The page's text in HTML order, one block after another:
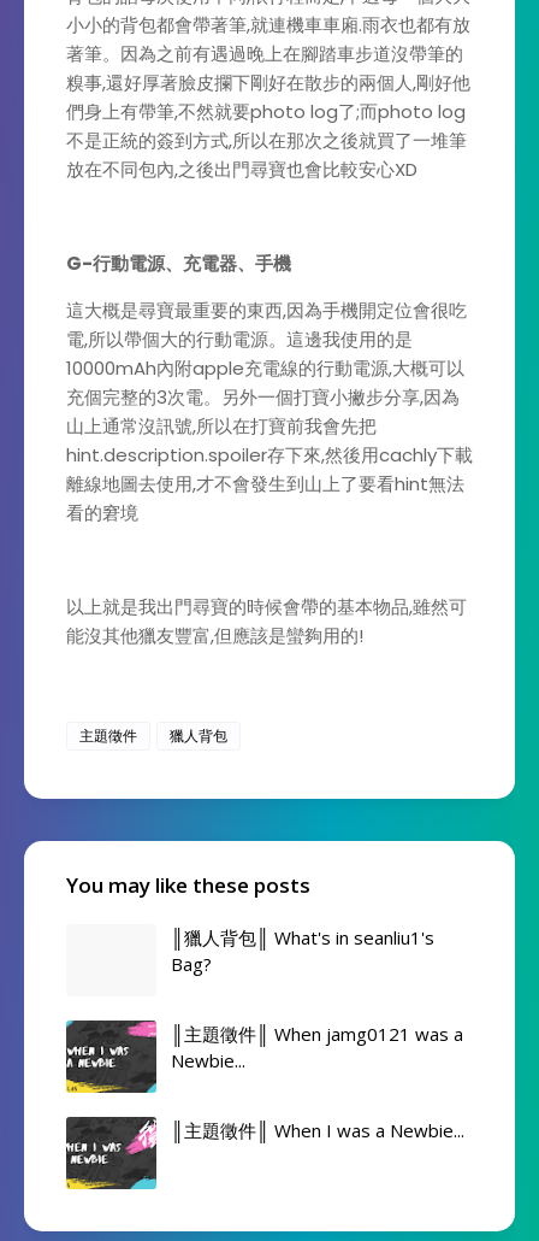
小小的背包都會帶著筆,就連機車車廂.雨衣也都有放
著筆。因為之前有遇過晚上在腳踏車步道沒帶筆的
糗事,還好厚著臉皮攔下剛好在散步的兩個人,剛好他
們身上有帶筆,不然就要photo log了;而photo log
不是正統的簽到方式,所以在那次之後就買了一堆筆
放在不同包內,之後出門尋寶也會比較安心XD
G-行動電源、充電器、手機
這大概是尋寶最重要的東西,因為手機開定位會很吃
電,所以帶個大的行動電源。這邊我使用的是
10000mAh內附apple充電線的行動電源,大概可以
充個完整的3次電。另外一個打寶小撇步分享,因為
山上通常沒訊號,所以在打寶前我會先把
hint.description.spoiler存下來,然後用cachly下載
離線地圖去使用,才不會發生到山上了要看hint無法
看的窘境
以上就是我出門尋寶的時候會帶的基本物品,雖然可
能沒其他獵友豐富,但應該是蠻夠用的!
主題徵件 獵人背包
You may like these posts
║獵人背包║ What's in seanliu1's
Bag?
║主題徵件║ When jamg0121 was a
Newbie...
║主題徵件║ When I was a Newbie...